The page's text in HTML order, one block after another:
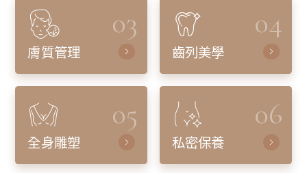
03
膚質管理
04
齒列美學
05
全身雕塑
06
私密保養